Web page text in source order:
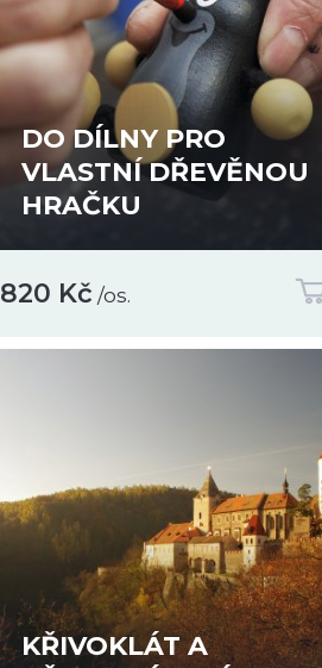
DO DÍLNY PRO
VLASTNÍ DŘEVĚNOU
HRAČKU
820 Kč /os.
KŘIVOKLÁT A